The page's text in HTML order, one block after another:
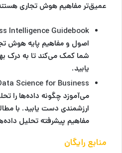
عمیق‌تر مفاهیم هوش تجاری
Intelligence Guidebook
اصول و مفاهیم پایه هوش
یابید.
Science for Business
می‌آموزد چگونه داده‌ها را
ارزشمندی دست یابید. با
مفاهیم پیشرفته تحلیل
منابع رایگان